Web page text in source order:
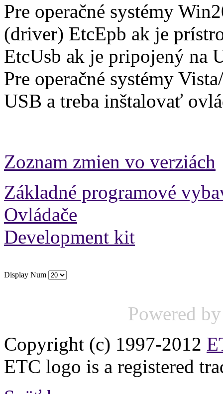
Pre operačné systémy
(driver) EtcEpb ak je
EtcUsb ak je pripojený na
Pre operačné systémy
USB a treba inštalovať
Zoznam zmien vo verziách
Základné programové
Ovládače
Development kit
Display Num
Powered
Copyright (c) 1997-2012
ETC logo is a registered